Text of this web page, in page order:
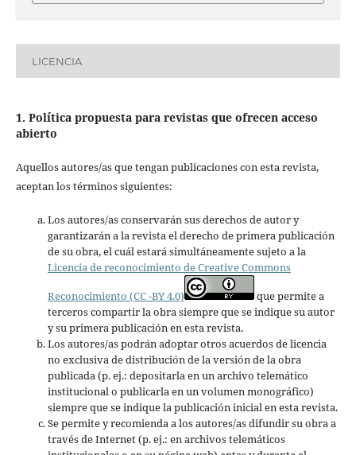
LICENCIA
1. Política propuesta para revistas que ofrecen acceso
abierto
Aquellos autores/as que tengan publicaciones con esta revista,
aceptan los términos siguientes:
Los autores/as conservarán sus derechos de autor y
garantizarán a la revista el derecho de primera publicación
de su obra, el cuál estará simultáneamente sujeto a la
Licencia de reconocimiento de Creative Commons
Reconocimiento (CC -BY 4.0)
que permite a
terceros compartir la obra siempre que se indique su autor
y su primera publicación en esta revista.
Los autores/as podrán adoptar otros acuerdos de licencia
no exclusiva de distribución de la versión de la obra
publicada (p. ej.: depositarla en un archivo telemático
institucional o publicarla en un volumen monográfico)
siempre que se indique la publicación inicial en esta revista.
Se permite y recomienda a los autores/as difundir su obra a
través de Internet (p. ej.: en archivos telemáticos